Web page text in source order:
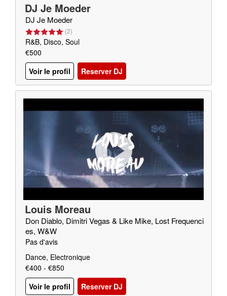
DJ Je Moeder
DJ Je Moeder
(2)
R&B, Disco, Soul
€500
Voir le profil
Reserver DJ
Louis Moreau
Don Diablo, Dimitri Vegas & Like Mike, Lost Frequenci
es, W&W
Pas d'avis
Dance, Electronique
€400 - €850
Voir le profil
Reserver DJ